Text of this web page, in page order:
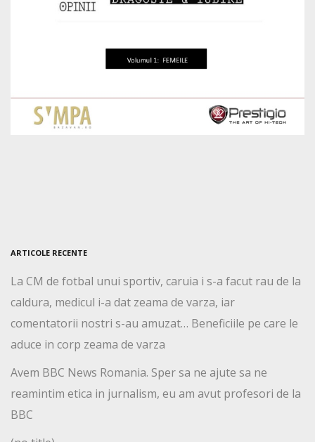
ARTICOLE RECENTE
La CM de fotbal unui sportiv, caruia i s-a facut rau de la
caldura, medicul i-a dat zeama de varza, iar
comentatorii nostri s-au amuzat… Beneficiile pe care le
aduce in corp zeama de varza
Avem BBC News Romania. Sper sa ne ajute sa ne
reamintim etica in jurnalism, eu am avut profesori de la
BBC